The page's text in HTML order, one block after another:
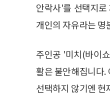
안락사'를 선택지
개인의 자유라는 명
주인공 '미치(바이
활은 불안해집니다.
선택하지 않기엔 현